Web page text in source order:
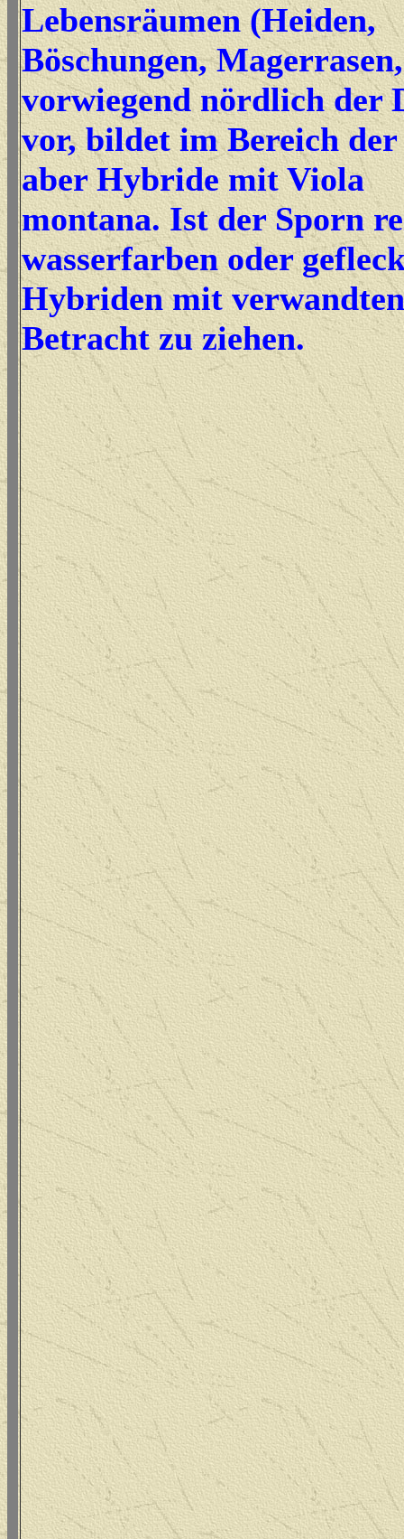
Lebensräumen (Heiden,
Böschungen,
vorwiegend nördlich der
vor, bildet im Bereich der
aber Hybride mit Viola
montana. Ist der Sporn
wasserfarben oder
Hybriden mit
Betracht zu ziehen.